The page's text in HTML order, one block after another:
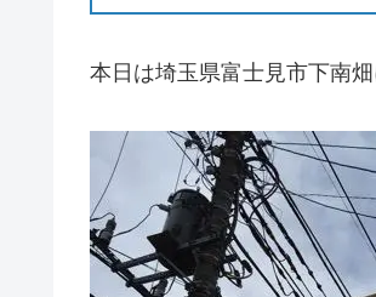
本日は埼玉県富士見市下南